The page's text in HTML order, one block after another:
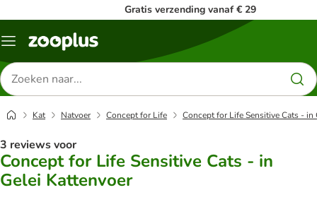
Gratis verzending vanaf € 29
Menu
Zoeken
naar
producten
Kat Natvoer Concept for Life Concept for Life Sensitive Cats - in
3 reviews voor
Concept for Life Sensitive Cats - in
Gelei Kattenvoer